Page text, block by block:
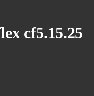
cf5.15.25